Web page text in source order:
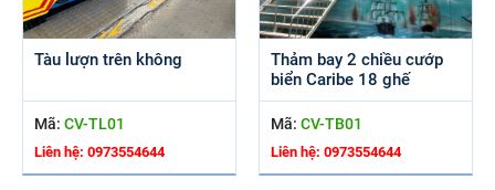
Tàu lượn trên không
Mã: CV-TL01
Liên hệ: 0973554644
Thảm bay 2 chiều cướp
biển Caribe 18 ghế
Mã: CV-TB01
Liên hệ: 0973554644